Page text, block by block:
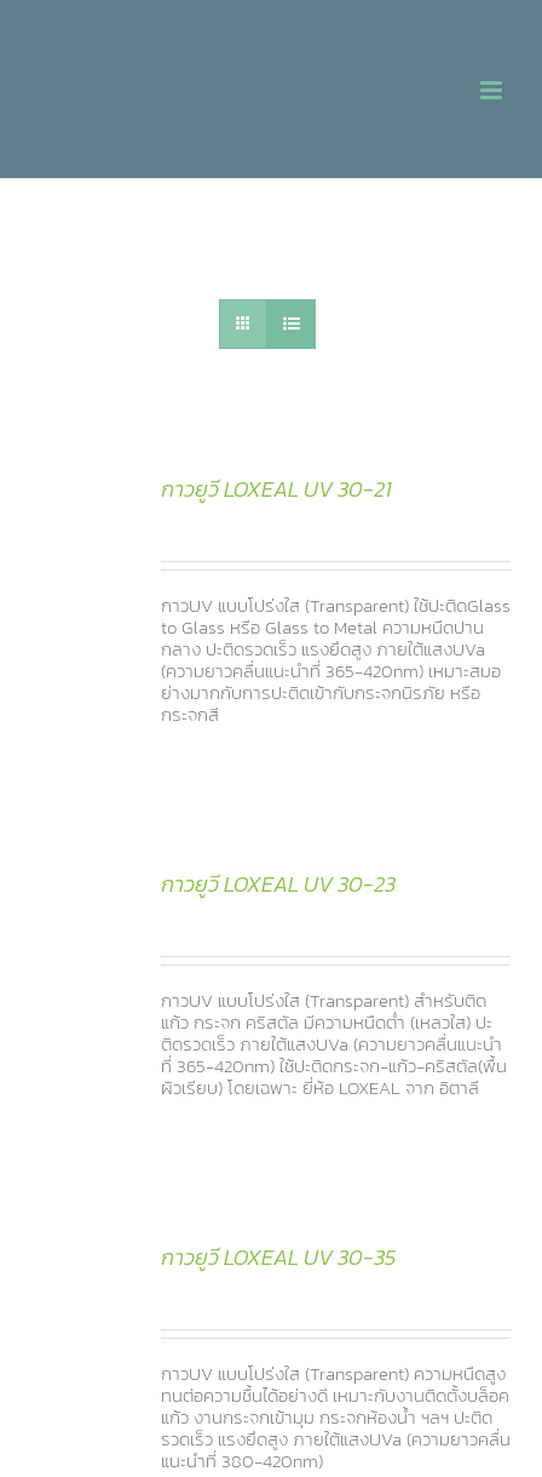
กาวยูวี LOXEAL UV 30-21
กาวUV แบบโปร่งใส (Transparent) ใช้ปะติดGlass
to Glass หรือ Glass to Metal ความหนืดปาน
กลาง ปะติดรวดเร็ว แรงยึดสูง ภายใต้แสงUVa
(ความยาวคลื่นแนะนำที่ 365-420nm) เหมาะสมอ
ย่างมากกับการปะติดเข้ากับกระจกนิรภัย หรือ
กระจกสี
กาวยูวี LOXEAL UV 30-23
กาวUV แบบโปร่งใส (Transparent) สำหรับติด
แก้ว กระจก คริสตัล มีความหนืดต่ำ (เหลวใส) ปะ
ติดรวดเร็ว ภายใต้แสงUVa (ความยาวคลื่นแนะนำ
ที่ 365-420nm) ใช้ปะติดกระจก-แก้ว-คริสตัล(พื้น
ผิวเรียบ) โดยเฉพาะ ยี่ห้อ LOXEAL จาก อิตาลี
กาวยูวี LOXEAL UV 30-35
กาวUV แบบโปร่งใส (Transparent) ความหนืดสูง
ทนต่อความชื้นได้อย่างดี เหมาะกับงานติดตั้งบล็อค
แก้ว งานกระจกเข้ามุม กระจกห้องน้ำ ฯลฯ ปะติด
รวดเร็ว แรงยึดสูง ภายใต้แสงUVa (ความยาวคลื่น
แนะนำที่ 380-420nm)